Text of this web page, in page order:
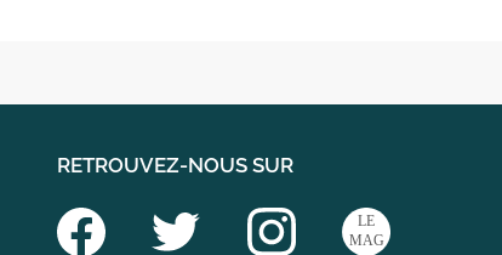
RETROUVEZ-NOUS SUR